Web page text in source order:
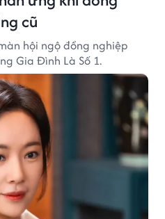
cũ
hội ngộ đồng nghiệp
Gia Đình Là Số 1.